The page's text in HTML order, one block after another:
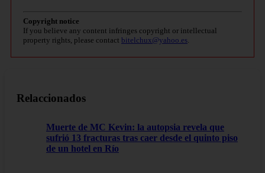
Copyright notice
If you believe any content infringes copyright or intellectual
property rights, please contact bitelchux@yahoo.es
Relaccionados
Muerte de MC Kevin: la autopsia revela que
sufrió 13 fracturas tras caer desde el quinto piso
de un hotel en Río